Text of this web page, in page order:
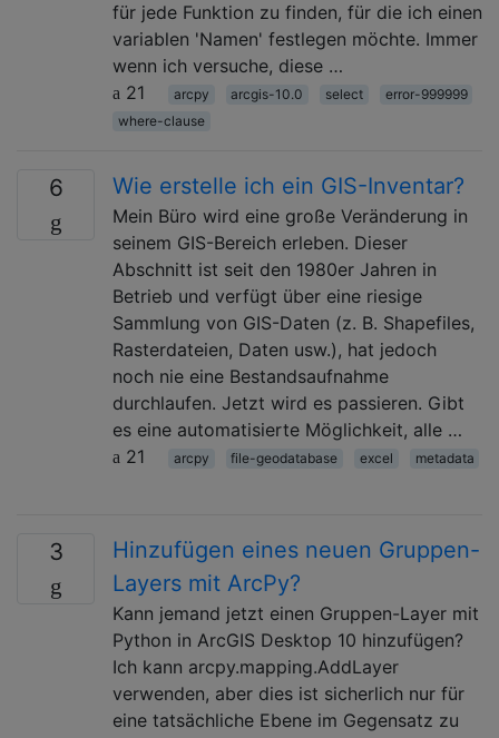
für jede Funktion zu finden, für die ich einen
variablen 'Namen' festlegen möchte. Immer
wenn ich versuche, diese …
21
arcpy arcgis-10.0 select
error-999999
where-clause
6 Wie erstelle ich ein GIS-Inventar?
Mein Büro wird eine große Veränderung in
seinem GIS-Bereich erleben. Dieser
Abschnitt ist seit den 1980er Jahren in
Betrieb und verfügt über eine riesige
Sammlung von GIS-Daten (z. B. Shapefiles,
Rasterdateien, Daten usw.), hat jedoch
noch nie eine Bestandsaufnahme
durchlaufen. Jetzt wird es passieren. Gibt
es eine automatisierte Möglichkeit, alle …
21
arcpy file-geodatabase excel metadata
3
Hinzufügen eines neuen Gruppen-
Layers mit ArcPy?
Kann jemand jetzt einen Gruppen-Layer mit
Python in ArcGIS Desktop 10 hinzufügen?
Ich kann arcpy.mapping.AddLayer
verwenden, aber dies ist sicherlich nur für
eine tatsächliche Ebene im Gegensatz zu